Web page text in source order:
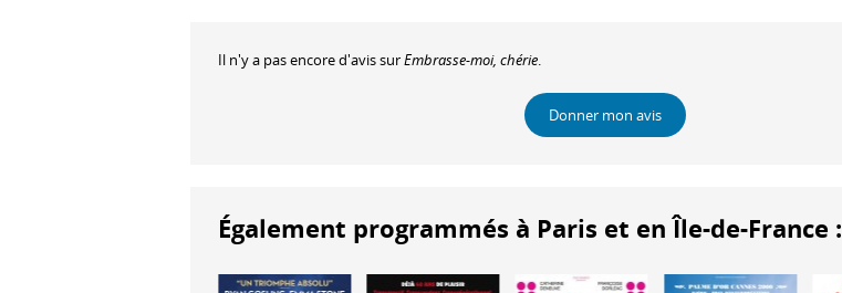
Il n'y a pas encore d'avis surEmbrasse-moi, chérie.
Donner mon avis
Également programmés à Paris et en Île-de-France :